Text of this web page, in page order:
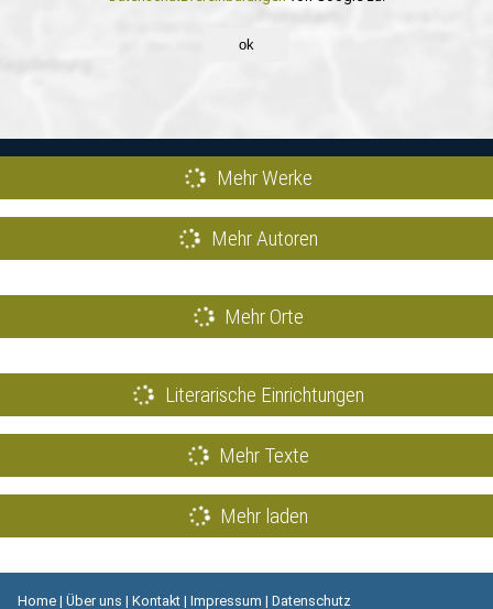
ok
Mehr Werke
Mehr Autoren
Mehr Orte
Literarische Einrichtungen
Mehr Texte
Mehr laden
Home | Über uns | Kontakt | Impressum | Datenschutz